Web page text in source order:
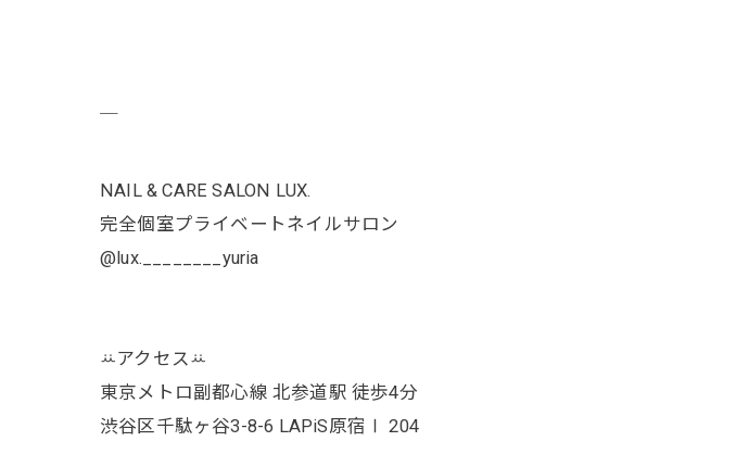
NAIL & CARE SALON LUX.
完全個室プライベートネイルサロン
@lux.________yuria
ꕁアクセスꕁ
東京メトロ副都心線 北参道駅 徒歩4分
渋谷区千駄ヶ谷3-8-6 LAPiS原宿Ⅰ 204